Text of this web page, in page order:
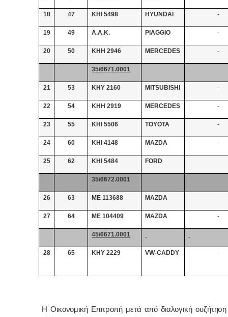
18 47 KHI 5498 HYUNDAI -
19 49 A.A.K. PIAGGIO -
20 50 ΚΗΗ 2946 ΜΕRCEDES -
35/6671.0001
21 53 ΚΗΥ 2160 MITSUBISHI -
22 54 ΚΗH 2919 MERCEDES -
23 55 KHI 5506 TOYOTA -
24 60 KHI 4148 MAZDA -
25 62 KHI 5484 FORD
35/6672.0001
26 63 ΜΕ 113688 MAZDA -
27 64 ME 104409 MAZDA -
45/6671.0001
28 65 ΚΗΥ 2229 VW-CADDY -
Η Οικονομική Επιτροπή μετά από διαλογική συζήτηση